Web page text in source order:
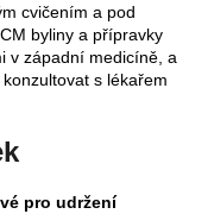
cvičením a pod
byliny a přípravky
v západní medicíně, a
s lékařem
pro udržení